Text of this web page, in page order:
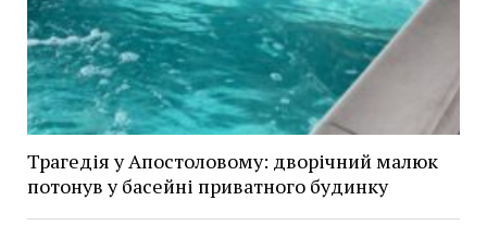
Трагедія у Апостоловому: дворічний малюк
потонув у басейні приватного будинку